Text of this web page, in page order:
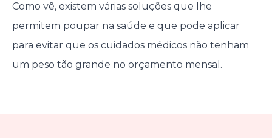
Como vê, existem várias soluções que lhe
permitem poupar na saúde e que pode aplicar
para evitar que os cuidados médicos não tenham
um peso tão grande no orçamento mensal.